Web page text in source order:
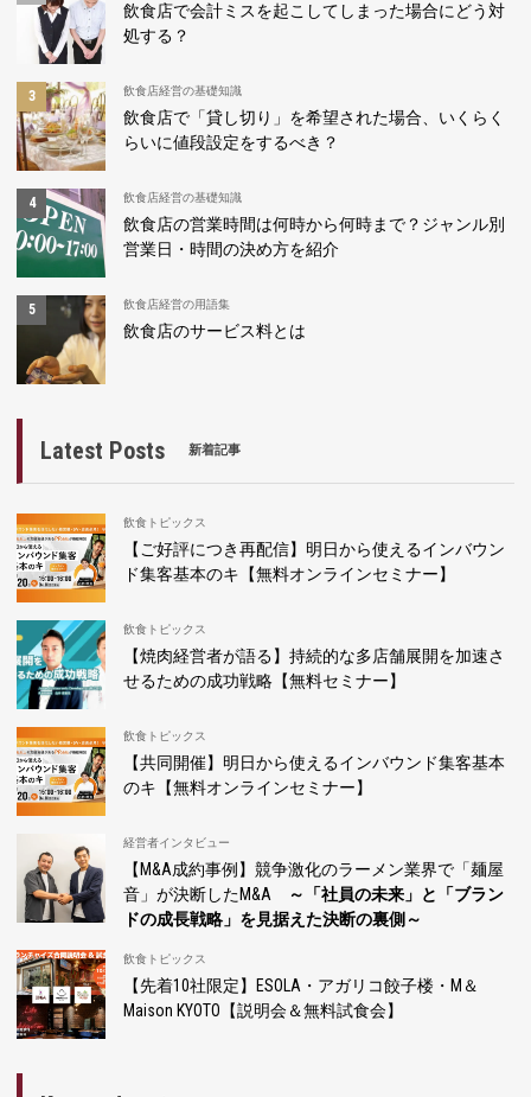
飲食店で会計ミスを起こしてしまった場合にどう対
処する？
飲食店経営の基礎知識
飲食店で「貸し切り」を希望された場合、いくらく
らいに値段設定をするべき？
飲食店経営の基礎知識
飲食店の営業時間は何時から何時まで？ジャンル別
営業日・時間の決め方を紹介
飲食店経営の用語集
飲食店のサービス料とは
Latest Posts 新着記事
飲食トピックス
【ご好評につき再配信】明日から使えるインバウン
ド集客基本のキ【無料オンラインセミナー】
飲食トピックス
【焼肉経営者が語る】持続的な多店舗展開を加速さ
せるための成功戦略【無料セミナー】
飲食トピックス
【共同開催】明日から使えるインバウンド集客基本
のキ【無料オンラインセミナー】
経営者インタビュー
【M&A成約事例】競争激化のラーメン業界で「麺屋
音」が決断したM&A
～「社員の未来」と「ブラン
ドの成長戦略」を見据えた決断の裏側～
飲食トピックス
【先着10社限定】ESOLA・アガリコ餃子楼・M＆
Maison KYOTO【説明会＆無料試食会】